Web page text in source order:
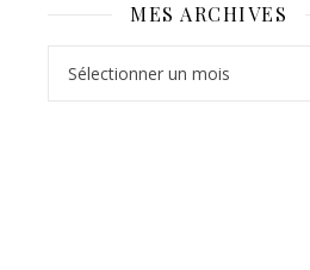
MES ARCHIVES